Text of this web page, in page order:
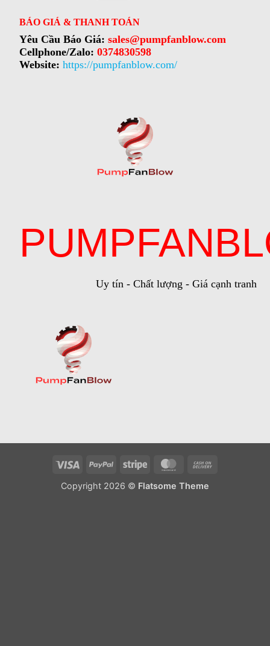
BÁO GIÁ & THANH TOÁN
Yêu Cầu Báo Giá: sales@pumpfanblow.com
Cellphone/Zalo: 0374830598
Website:https://pumpfanblow.com/
Uy tín - Chất lượng - Giá cạnh tranh
Visa PayPal Stripe MasterCard
Copyright 2026 © Flatsome Theme